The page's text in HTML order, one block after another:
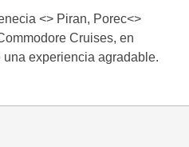
<> Piran, Porec<>
Cruises, en
experiencia agradable.